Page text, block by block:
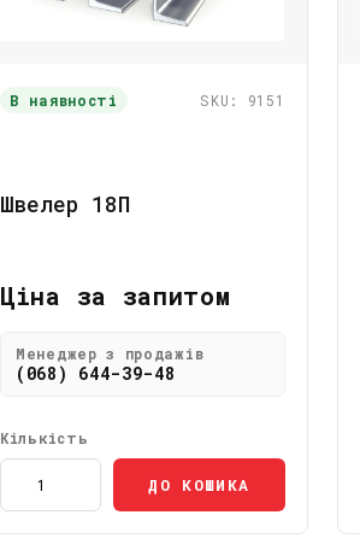
В наявності SKU: 9151
Швелер 18П
Ціна за запитом
Менеджер з продажів
(068) 644-39-48
Кількість
ДО КОШИКА